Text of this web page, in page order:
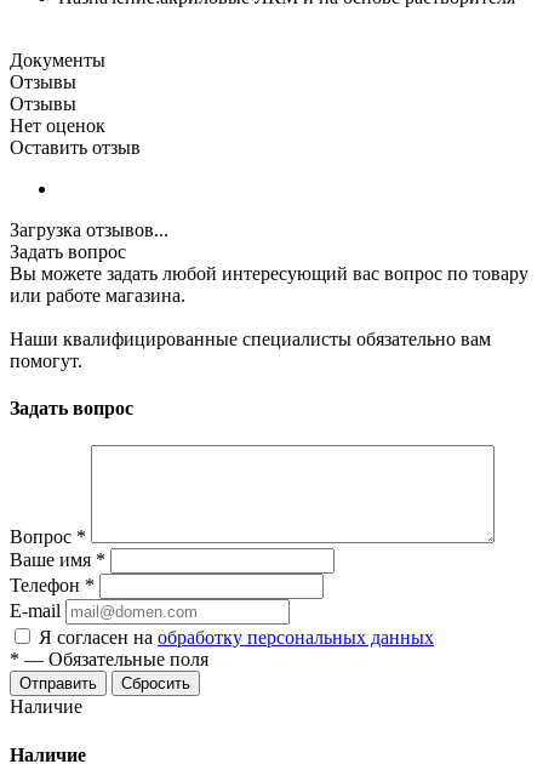
Документы
Отзывы
Отзывы
Нет оценок
Оставить отзыв
Загрузка отзывов...
Задать вопрос
Вы можете задать любой интересующий вас вопрос по товару
или работе магазина.
Наши квалифицированные специалисты обязательно вам
помогут.
Задать вопрос
Вопрос *
Ваше имя *
Телефон *
E-mail
Я согласен на обработку персональных данных
* — Обязательные поля
Сбросить
Наличие
Наличие